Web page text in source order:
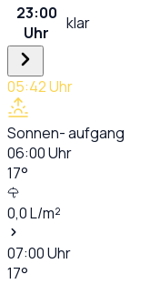
23:00
Uhr
klar
05:42Uhr
Sonnen- aufgang
06:00Uhr
17°
0,0L/m²
07:00Uhr
17°